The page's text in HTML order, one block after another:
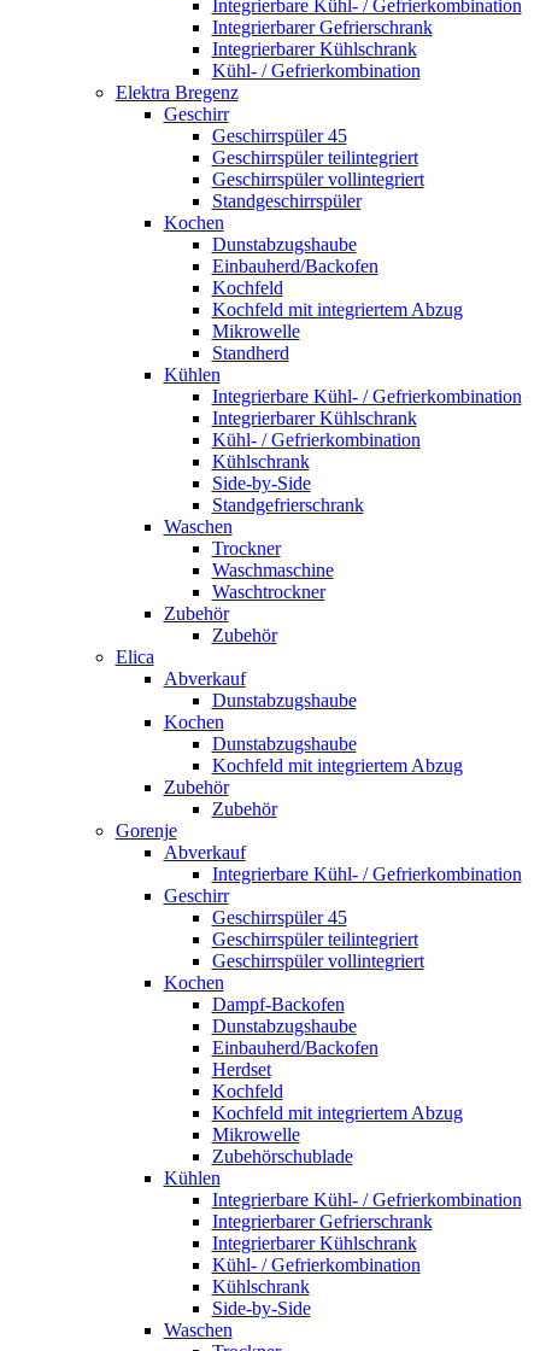
Integrierbare Kühl- / Gefrierkombination
Integrierbarer Gefrierschrank
Integrierbarer Kühlschrank
Kühl- / Gefrierkombination
Elektra Bregenz
Geschirr
Geschirrspüler 45
Geschirrspüler teilintegriert
Geschirrspüler vollintegriert
Standgeschirrspüler
Kochen
Dunstabzugshaube
Einbauherd/Backofen
Kochfeld
Kochfeld mit integriertem Abzug
Mikrowelle
Standherd
Kühlen
Integrierbare Kühl- / Gefrierkombination
Integrierbarer Kühlschrank
Kühl- / Gefrierkombination
Kühlschrank
Side-by-Side
Standgefrierschrank
Waschen
Trockner
Waschmaschine
Waschtrockner
Zubehör
Zubehör
Elica
Abverkauf
Dunstabzugshaube
Kochen
Dunstabzugshaube
Kochfeld mit integriertem Abzug
Zubehör
Zubehör
Gorenje
Abverkauf
Integrierbare Kühl- / Gefrierkombination
Geschirr
Geschirrspüler 45
Geschirrspüler teilintegriert
Geschirrspüler vollintegriert
Kochen
Dampf-Backofen
Dunstabzugshaube
Einbauherd/Backofen
Herdset
Kochfeld
Kochfeld mit integriertem Abzug
Mikrowelle
Zubehörschublade
Kühlen
Integrierbare Kühl- / Gefrierkombination
Integrierbarer Gefrierschrank
Integrierbarer Kühlschrank
Kühl- / Gefrierkombination
Kühlschrank
Side-by-Side
Waschen